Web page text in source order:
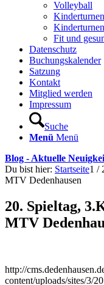
Volleyball
Fit und
Datenschutz
Buchungskalender
Satzung
Kontakt
Mitglied werden
Impressum
Suche
Menü Menü
Blog - Aktuelle
Du bist hier: Startseite1 /
MTV Dedenhausen
20. Spieltag,
MTV
http://
content/uploads/sites/3/